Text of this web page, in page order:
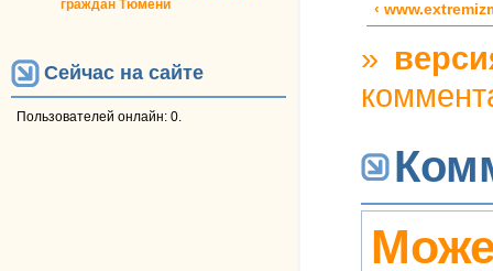
граждан Тюмени
Сейчас на сайте
Пользователей онлайн: 0.
‹
»